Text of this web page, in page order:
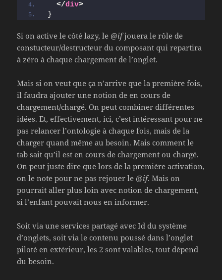
</div>
}
Si on active le côté lazy, le @ifjouera le rôle de
constucteur/destructeur du composant qui repartira
à zéro à chaque chargement de l’onglet.
Mais si on veut que ça n’arrive que la première fois,
il faudra ajouter une notion de en cours de
chargement/chargé. On peut combiner différentes
idées. Et, effectivement, ici, c’est intéressant pour ne
pas relancer l’ontologie à chaque fois, mais de la
charger quand même au besoin. Mais comment le
tab sait qu’il est en cours de chargement ou chargé.
On peut juste dire que lors de la première activation,
on le note pour ne pas rejouer le @if. Mais on
pourrait aller plus loin avec notion de chargement,
si l’enfant pouvait nous en informer.
Soit via une services partagé avec Id du système
d’onglets, soit via le contenu poussé dans l’onglet
piloté en extérieur, les 2 sont valables, tout dépend
du besoin.